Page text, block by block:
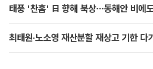
태풍 '찬홈' 日 향해 북상…동해안 비에
최태원·노소영 재산분할 재상고 기한